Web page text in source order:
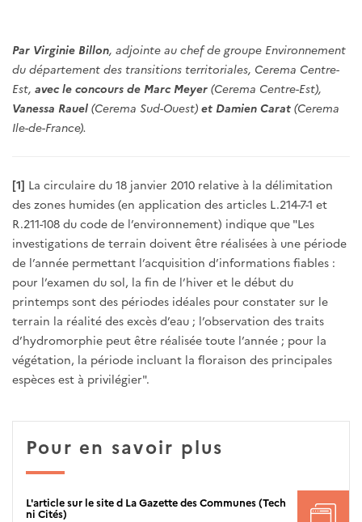
Par Virginie Billon, adjointe au chef de groupe Environnement
du département des transitions territoriales, Cerema Centre-
Est, avec le concours de Marc Meyer (Cerema Centre-Est),
Vanessa Rauel (Cerema Sud-Ouest) et Damien Carat (Cerema
Ile-de-France).
[1] La circulaire du 18 janvier 2010 relative à la délimitation
des zones humides (en application des articles L.214-7-1 et
R.211-108 du code de l’environnement) indique que "Les
investigations de terrain doivent être réalisées à une période
de l’année permettant l’acquisition d’informations fiables :
pour l’examen du sol, la fin de l’hiver et le début du
printemps sont des périodes idéales pour constater sur le
terrain la réalité des excès d’eau ; l’observation des traits
d’hydromorphie peut être réalisée toute l’année ; pour la
végétation, la période incluant la floraison des principales
espèces est à privilégier".
Pour en savoir plus
L'article sur le site d La Gazette des Communes (Tech
ni Cités)